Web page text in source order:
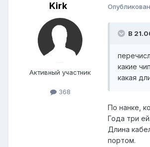
Kirk
Активный участник
368
В
какие
какая
По нанке,
Года три ей.
Длина
портом.